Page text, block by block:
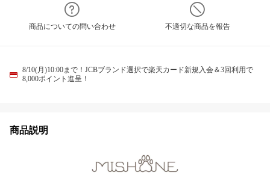
商品についての問い合わせ 不適切な商品を報告
8/10(月)10:00まで！JCBブランド選択で楽天カード新規入会＆3回利用で
8,000ポイント進呈！
商品説明